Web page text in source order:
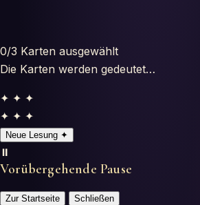
0/3 Karten ausgewählt
Die Karten werden gedeutet…
✦ ✦ ✦
✦ ✦ ✦
Neue Lesung ✦
⏸️
Vorübergehende Pause
Zur Startseite Schließen